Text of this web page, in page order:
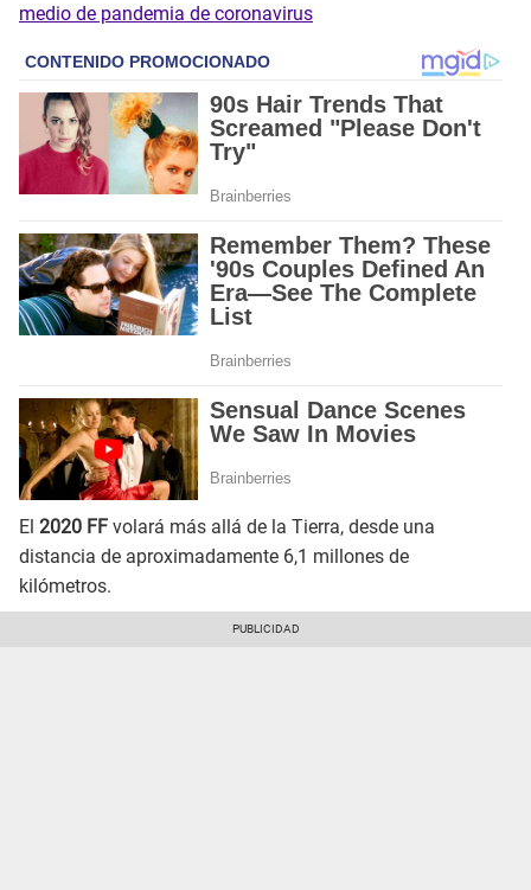
medio de pandemia de coronavirus
El 2020 FF volará más allá de la Tierra, desde una
distancia de aproximadamente 6,1 millones de
kilómetros.